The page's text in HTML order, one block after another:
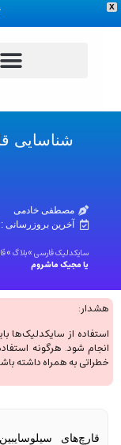
X
شناسایی
مصطفی خادمی
آخرین بروزرسانی :
سایکدلیک فارسی»بلاگ»
یا مجیک ماشروم
هشدار:
استفاده از سایکدلیک‌ها
انجام شود. هرگونه
خطراتی به همراه داشته
قارچ‌های